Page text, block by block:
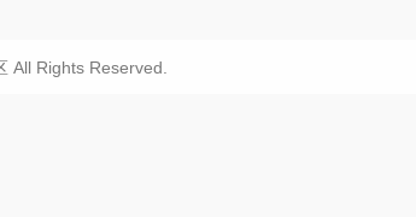
Rights Reserved.